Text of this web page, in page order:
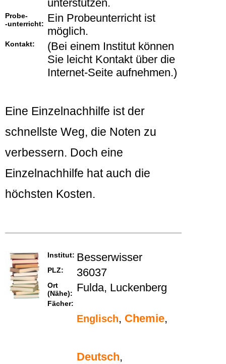
unterstützen.
Probe-
-unterricht: Ein Probeunterricht ist
möglich.
Kontakt:
(Bei einem Institut können
Sie leicht Kontakt über die
Internet-Seite aufnehmen.)
Eine Einzelnachhilfe ist der
schnellste Weg, die Noten zu
verbessern. Doch eine
Einzelnachhilfe hat auch die
höchsten Kosten.
Institut: Besserwisser
PLZ: 36037
Ort
(Nähe):
Fulda, Luckenberg
Fächer:
Englisch, Chemie,
Deutsch,